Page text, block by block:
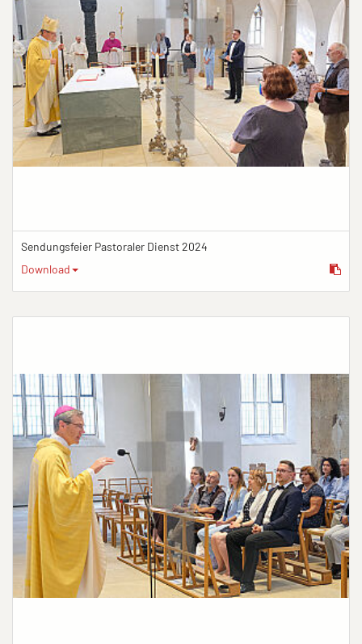
Sendungsfeier Pastoraler Dienst 2024
Download